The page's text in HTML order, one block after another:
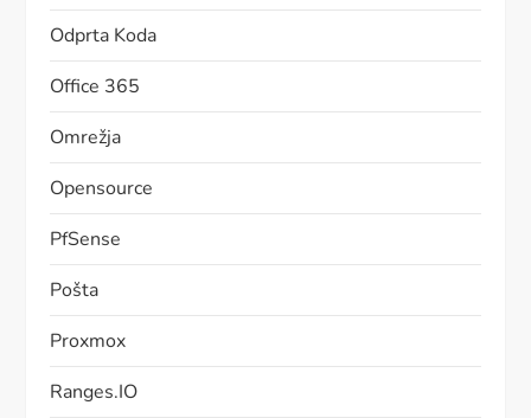
Odprta Koda
Office 365
Omrežja
Opensource
PfSense
Pošta
Proxmox
Ranges.IO